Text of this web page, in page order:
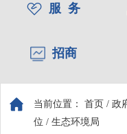
服 务
招商
当前位置： 首页 / 政
位 / 生态环境局